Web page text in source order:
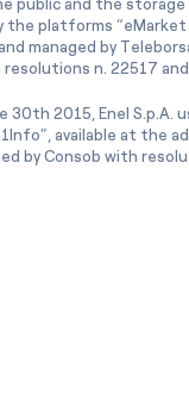
public and the
platforms “eMarket
and managed by
n. 22517
30th 2015, Enel
available at the
by Consob with